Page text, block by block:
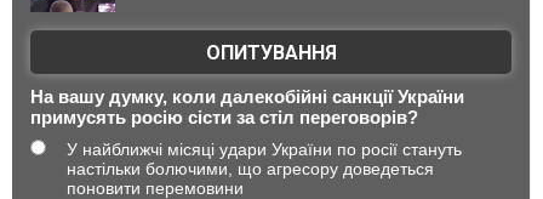
ОПИТУВАННЯ
На вашу думку, коли далекобійні санкції України
примусять росію сісти за стіл переговорів?
У найближчі місяці удари України по росії стануть
настільки болючими, що агресору доведеться
поновити перемовини